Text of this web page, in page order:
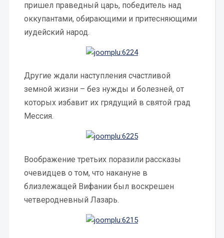
пришел праведный царь, победитель над
оккупантами, обирающими и притесняющими
иудейский народ.
Другие ждали наступления счастливой
земной жизни – без нужды и болезней, от
которых избавит их грядущий в святой град
Мессия.
Воображение третьих поразили рассказы
очевидцев о том, что накануне в
близлежащей Вифании был воскрешен
четверодневный Лазарь.